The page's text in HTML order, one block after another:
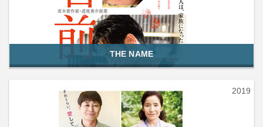
THE NAME
2019